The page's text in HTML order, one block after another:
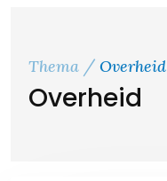
Thema Overheid
Overheid